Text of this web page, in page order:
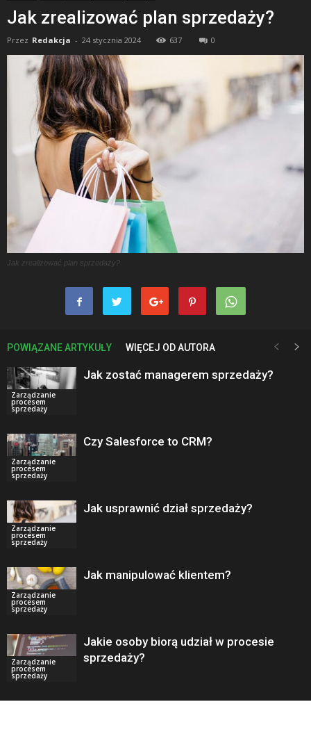
Jak zrealizować plan sprzedaży?
Przez Redakcja - 24 stycznia 2024 637 0
Jak zrealizować plan sprzedaży?
POWIĄZANE ARTYKUŁY WIĘCEJ OD AUTORA
Zarządzanie
procesem
sprzedaży
Jak zostać managerem sprzedaży?
Zarządzanie
procesem
sprzedaży
Czy Salesforce to CRM?
Zarządzanie
procesem
sprzedaży
Jak usprawnić dział sprzedaży?
Zarządzanie
procesem
sprzedaży
Jak manipulować klientem?
Zarządzanie
procesem
sprzedaży
Jakie osoby biorą udział w procesie
sprzedaży?